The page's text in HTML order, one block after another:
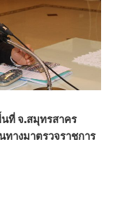
ที่ จ.สมุทรสาคร
างมาตรวจราชการ